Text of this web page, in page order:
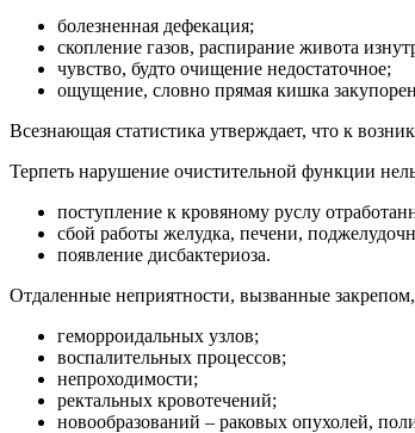
болезненная дефекация;
скопление газов, распирание живота
чувство, будто очищение недостаточное;
ощущение, словно прямая кишка
Всезнающая статистика утверждает, что к
Терпеть нарушение очистительной функции
поступление к кровяному руслу
сбой работы желудка, печени,
появление дисбактериоза.
Отдаленные неприятности, вызванные
геморроидальных узлов;
воспалительных процессов;
непроходимости;
ректальных кровотечений;
новообразований – раковых опухолей,